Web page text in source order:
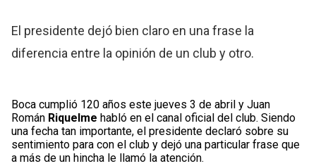
El presidente dejó bien claro en una frase la
diferencia entre la opinión de un club y otro.
Boca cumplió 120 años este jueves 3 de abril y Juan
Román Riquelme habló en el canal oficial del club. Siendo
una fecha tan importante, el presidente declaró sobre su
sentimiento para con el club y dejó una particular frase que
a más de un hincha le llamó la atención.